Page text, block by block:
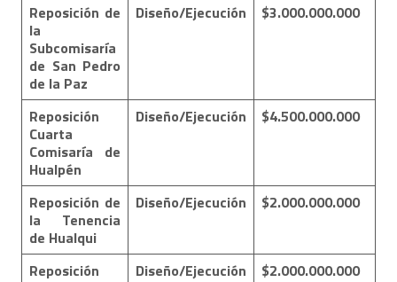
Reposición de
la
Subcomisaría
de San Pedro
de la Paz
Diseño/Ejecución $3.000.000.000
Reposición
Cuarta
Comisaría de
Hualpén
Diseño/Ejecución $4.500.000.000
Reposición de
la Tenencia
de Hualqui
Diseño/Ejecución $2.000.000.000
Reposición
Diseño/Ejecución $2.000.000.000